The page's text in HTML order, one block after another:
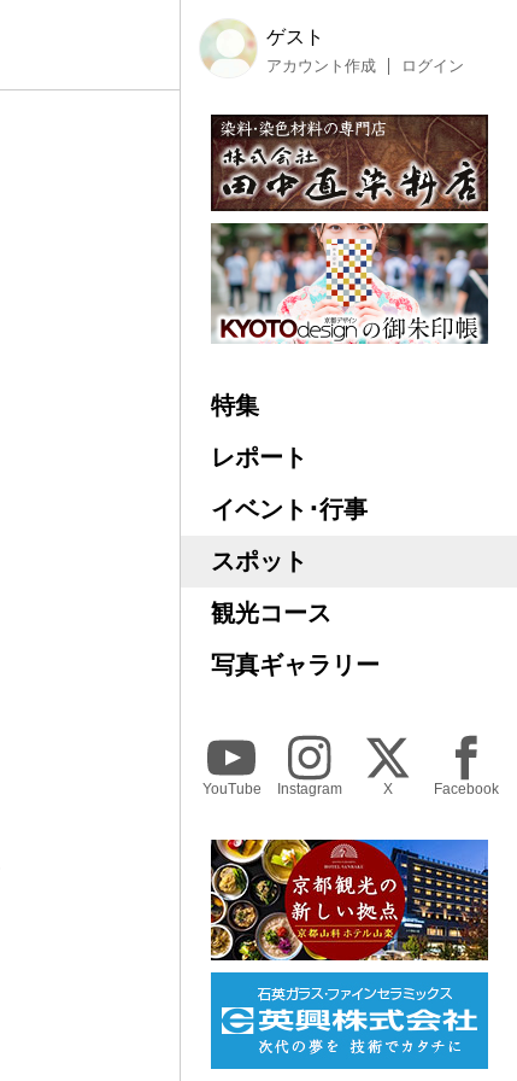
ゲスト
アカウント作成 ログイン
特集
レポート
イベント･行事
スポット
観光コース
写真ギャラリー
YouTube Instagram X Facebook